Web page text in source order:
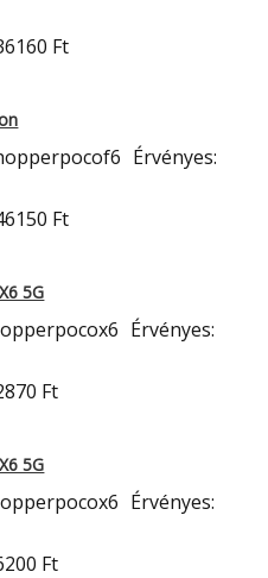
Ft
Érvényes:
Ft
5G
Érvényes:
Ft
5G
Érvényes:
Ft